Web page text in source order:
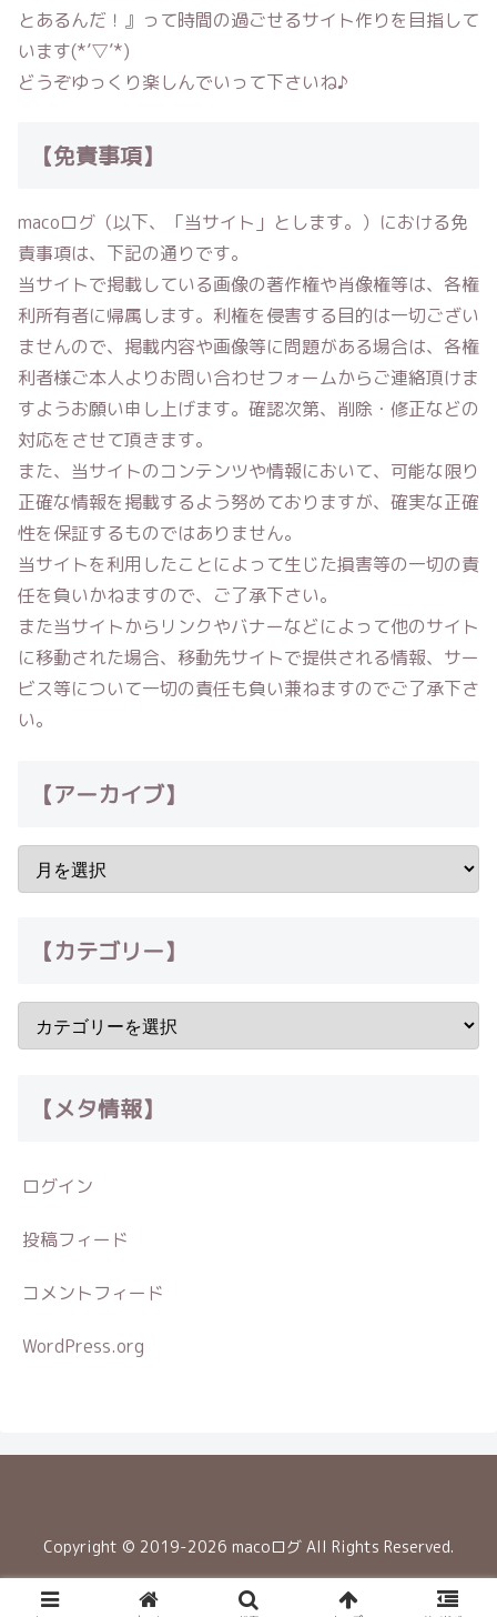
とあるんだ！』って時間の過ごせるサイト作りを目指して
います(*’▽’*)
どうぞゆっくり楽しんでいって下さいね♪
【免責事項】
macoログ （以下、「当サイト」とします。）における免
責事項は、下記の通りです。
当サイトで掲載している画像の著作権や肖像権等は、各権
利所有者に帰属します。利権を侵害する目的は一切ござい
ませんので、掲載内容や画像等に問題がある場合は、各権
利者様ご本人よりお問い合わせフォームからご連絡頂けま
すようお願い申し上げます。確認次第、削除・修正などの
対応をさせて頂きます。
また、当サイトのコンテンツや情報において、可能な限り
正確な情報を掲載するよう努めておりますが、確実な正確
性を保証するものではありません。
当サイトを利用したことによって生じた損害等の一切の責
任を負いかねますので、ご了承下さい。
また当サイトからリンクやバナーなどによって他のサイト
に移動された場合、移動先サイトで提供される情報、サー
ビス等について一切の責任も負い兼ねますのでご了承下さ
い。
【アーカイブ】
【カテゴリー】
【メタ情報】
ログイン
投稿フィード
コメントフィード
WordPress.org
Copyright © 2019-2026 macoログ All Rights Reserved.